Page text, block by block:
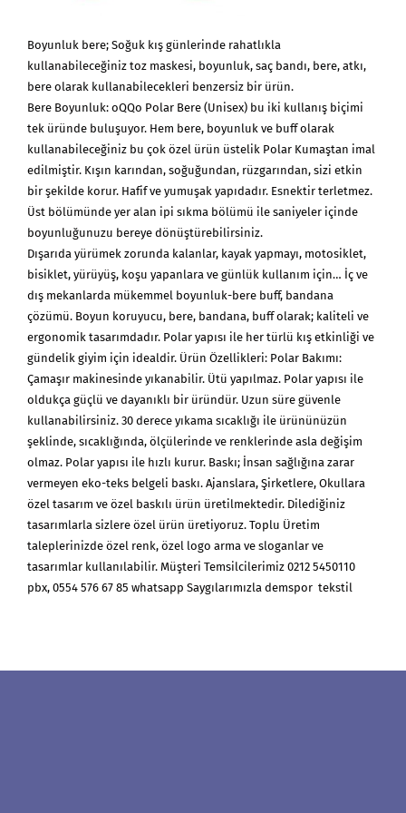
Boyunluk bere; Soğuk kış günlerinde rahatlıkla
kullanabileceğiniz toz maskesi, boyunluk, saç bandı, bere, atkı,
bere olarak kullanabilecekleri benzersiz bir ürün.
Bere Boyunluk: oQQo Polar Bere (Unisex) bu iki kullanış biçimi
tek üründe buluşuyor. Hem bere, boyunluk ve buff olarak
kullanabileceğiniz bu çok özel ürün üstelik Polar Kumaştan imal
edilmiştir. Kışın karından, soğuğundan, rüzgarından, sizi etkin
bir şekilde korur. Hafif ve yumuşak yapıdadır. Esnektir terletmez.
Üst bölümünde yer alan ipi sıkma bölümü ile saniyeler içinde
boyunluğunuzu bereye dönüştürebilirsiniz.
Dışarıda yürümek zorunda kalanlar, kayak yapmayı, motosiklet,
bisiklet, yürüyüş, koşu yapanlara ve günlük kullanım için… İç ve
dış mekanlarda mükemmel boyunluk-bere buff, bandana
çözümü. Boyun koruyucu, bere, bandana, buff olarak; kaliteli ve
ergonomik tasarımdadır. Polar yapısı ile her türlü kış etkinliği ve
gündelik giyim için idealdir. Ürün Özellikleri: Polar Bakımı:
Çamaşır makinesinde yıkanabilir. Ütü yapılmaz. Polar yapısı ile
oldukça güçlü ve dayanıklı bir üründür. Uzun süre güvenle
kullanabilirsiniz. 30 derece yıkama sıcaklığı ile ürününüzün
şeklinde, sıcaklığında, ölçülerinde ve renklerinde asla değişim
olmaz. Polar yapısı ile hızlı kurur. Baskı; İnsan sağlığına zarar
vermeyen eko-teks belgeli baskı. Ajanslara, Şirketlere, Okullara
özel tasarım ve özel baskılı ürün üretilmektedir. Dilediğiniz
tasarımlarla sizlere özel ürün üretiyoruz. Toplu Üretim
taleplerinizde özel renk, özel logo arma ve sloganlar ve
tasarımlar kullanılabilir. Müşteri Temsilcilerimiz 0212 5450110
pbx, 0554 576 67 85 whatsapp Saygılarımızla demspor tekstil